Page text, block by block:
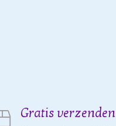
Gratis verzenden